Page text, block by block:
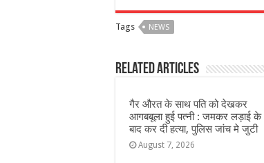
c
e
b
o
o
k
at
A
p
p
ss
n
g
e
r
itt
r
Tags NEWS
Related Articles
गैर औरत के साथ पति को देखकर
आगबबूला हुई पत्नी : जमकर लड़ाई के
बाद कर दी हत्या, पुलिस जांच मे जुटी
August 7, 2026